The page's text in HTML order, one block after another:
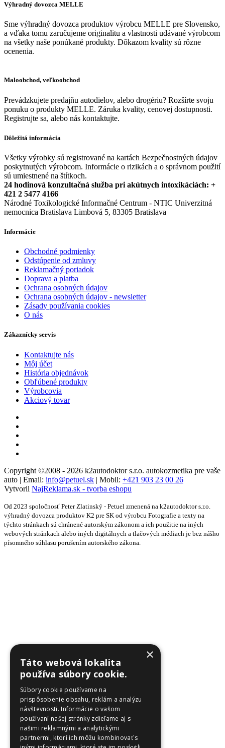
Výhradný dovozca MELLE
Sme výhradný dovozca produktov výrobcu MELLE pre Slovensko,
a vďaka tomu zaručujeme originalitu a vlastnosti udávané výrobcom
na všetky naše ponúkané produkty. Dôkazom kvality sú rôzne
ocenenia.
Maloobchod, veľkoobchod
Prevádzkujete predajňu autodielov, alebo drogériu? Rozšírte svoju
ponuku o produkty MELLE. Záruka kvality, cenovej dostupnosti.
Registrujte sa, alebo nás kontaktujte.
Dôležitá informácia
Všetky výrobky sú registrované na kartách Bezpečnostných údajov
poskytnutých výrobcom. Informácie o rizikách a o správnom použití
sú umiestnené na štítkoch.
24 hodinová konzultačná služba pri akútnych intoxikáciách: +
421 2 5477 4166
Národné Toxikologické Informačné Centrum - NTIC Univerzitná
nemocnica Bratislava Limbová 5, 83305 Bratislava
Informácie
Obchodné podmienky
Odstúpenie od zmluvy
Reklamačný poriadok
Doprava a platba
Ochrana osobných údajov
Ochrana osobných údajov - newsletter
Zásady používania cookies
O nás
Zákaznícky servis
Kontaktujte nás
Môj účet
História objednávok
Obľúbené produkty
Výrobcovia
Akciový tovar
Copyright ©2008 - 2026 k2autodoktor s.r.o. autokozmetika pre vaše
auto | Email: info@petuel.sk | Mobil: +421 903 23 00 26
Vytvoril NajReklama.sk - tvorba eshopu
Od 2023 spoločnosť Peter Zlatinský - Petuel zmenená na k2autodoktor s.r.o.
výhradný dovozca produktov K2 pre SK od výrobcu Fotografie a texty na
týchto stránkach sú chránené autorským zákonom a ich použitie na iných
webových stránkach alebo iných digitálnych a tlačových médiach je bez nášho
písomného súhlasu porušením autorského zákona.
×
Táto webová lokalita
používa súbory cookie.
Súbory cookie používame na
prispôsobenie obsahu, reklám a analýzu
návštevnosti. Informácie o vašom
používaní našej stránky zdieľame aj s
našimi reklamnými a analytickými
partnermi, ktorí ich môžu kombinovať s